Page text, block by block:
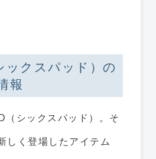
ックスパッド）の
報
（シックスパッド）。そ
しく登場したアイテム